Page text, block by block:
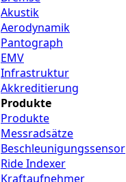
Akustik
Aerodynamik
Pantograph
EMV
Infrastruktur
Akkreditierung
Produkte
Produkte
Messradsätze
Beschleunigungssensor
Ride Indexer
Kraftaufnehmer